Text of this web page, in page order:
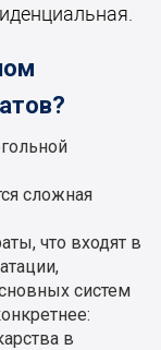
сложная
что входят в
систем
в